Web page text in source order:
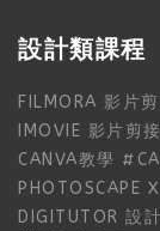
設計類課程
FILMORA 影片
IMOVIE 影片剪
CANVA教學
PHOTOSCAPE
DIGITUTOR 設